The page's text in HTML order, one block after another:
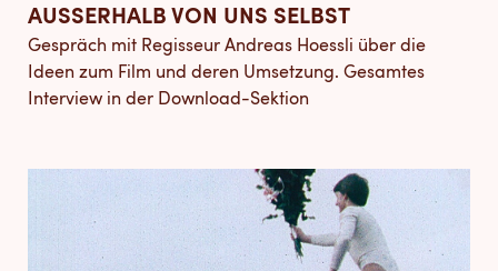
AUSSERHALB VON UNS SELBST
Gespräch mit Regisseur Andreas Hoessli über die
Ideen zum Film und deren Umsetzung. Gesamtes
Interview in der Download-Sektion